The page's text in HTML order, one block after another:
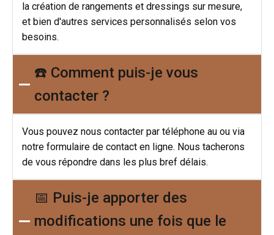
la création de rangements et dressings sur mesure,
et bien d'autres services personnalisés selon vos
besoins.
☎️ Comment puis-je vous
contacter ?
Vous pouvez nous contacter par téléphone au ou via
notre formulaire de contact en ligne. Nous tacherons
de vous répondre dans les plus bref délais.
📅 Puis-je apporter des
modifications une fois que le